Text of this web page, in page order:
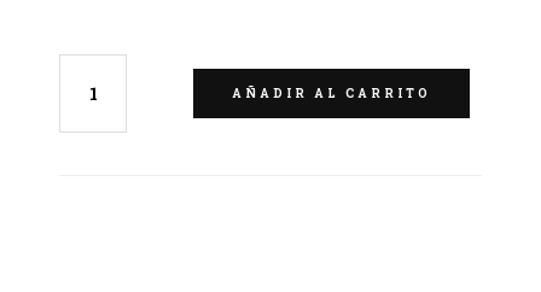
AÑADIR AL CARRITO